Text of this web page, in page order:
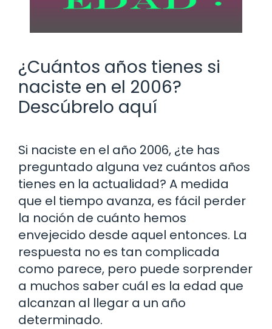
¿Cuántos años tienes si
naciste en el 2006?
Descúbrelo aquí
Si naciste en el año 2006, ¿te has
preguntado alguna vez cuántos años
tienes en la actualidad? A medida
que el tiempo avanza, es fácil perder
la noción de cuánto hemos
envejecido desde aquel entonces. La
respuesta no es tan complicada
como parece, pero puede sorprender
a muchos saber cuál es la edad que
alcanzan al llegar a un año
determinado.